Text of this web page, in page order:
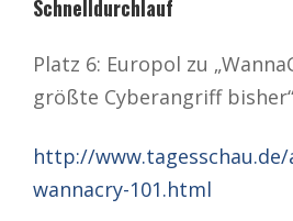
Schnelldurchlauf
Platz 6: Europol zu
größte Cyberangriff
http://
wannacry-101.html